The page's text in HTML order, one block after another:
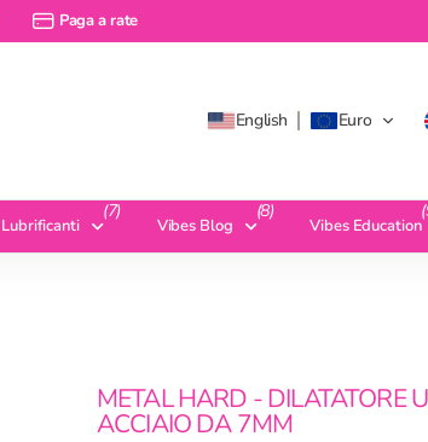
Paga a rate
English Euro
Lubrificanti
(7)
Vibes Blog
(8)
Vibes Education
METAL HARD - DILATATORE
ACCIAIO DA 7MM